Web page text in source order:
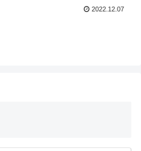
2022.12.07